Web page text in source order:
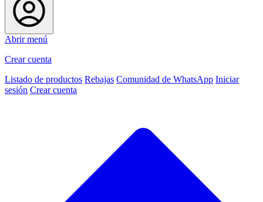
Abrir menú
Crear cuenta
Listado de productos Rebajas Comunidad de WhatsApp Iniciar
sesión Crear cuenta